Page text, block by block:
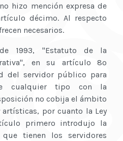
hizo mención expresa de
décimo. Al respecto
necesarios.
1993, "Estatuto de la
en su artículo 8º
del servidor público para
cualquier tipo con la
no cobija el ámbito
por cuanto la Ley
primero introdujo la
tienen los servidores